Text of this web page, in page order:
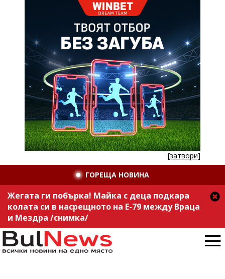
[затвори]
ГОРЕЩА НОВИНА
Жегата ги побърка! Майка с деца подкара
колата си в насрещното на Е-79 между Враца
и Мездра /снимка/